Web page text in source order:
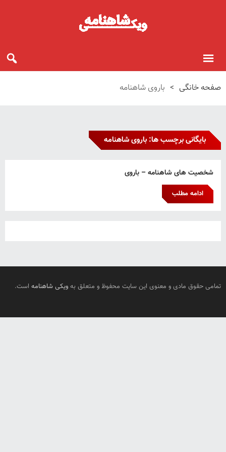
صفحه خانگی > باروی شاهنامه
بایگانی برچسب ها: باروی شاهنامه
شخصیت های شاهنامه – باروی
ادامه مطلب
تمامی حقوق مادی و معنوی این سایت محفوظ و متعلق به ویکی شاهنامه است.